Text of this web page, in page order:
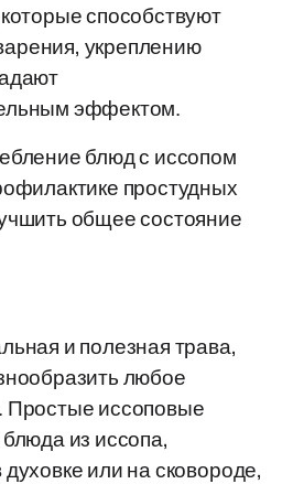
способствуют
укреплению
эффектом.
блюд с иссопом
простудных
общее состояние
и полезная трава,
любое
Простые иссоповые
из иссопа,
или на сковороде,